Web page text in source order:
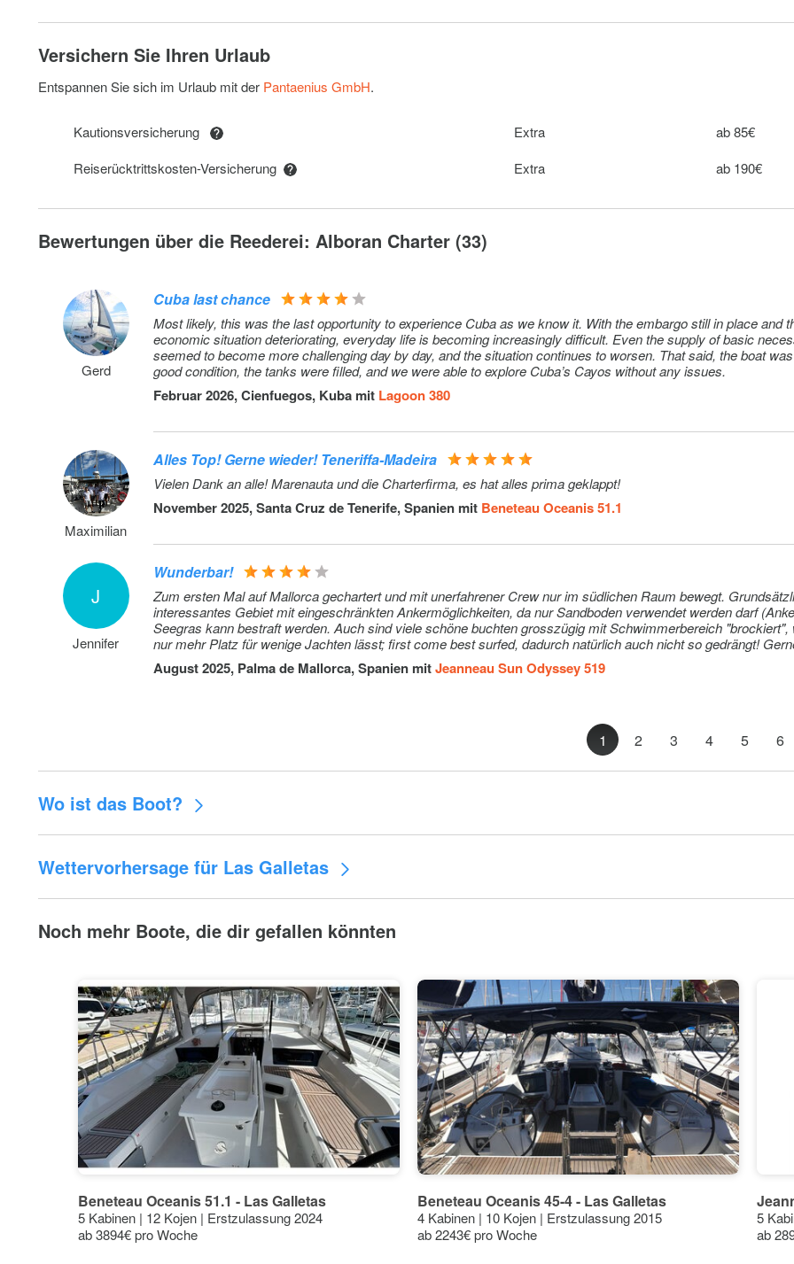
Bedding per person (includes sheet, duvet cover and one towel) Extra
20€ pro
Extra towel
Versichern Sie Ihren Urlaub
Entspannen Sie sich im Urlaub mit der Pantaenius GmbH.
Kautionsversicherung Extra
ab 85€
Reiserücktrittskosten-Versicherung
Extra ab 190€
Bewertungen über die Reederei: Alboran Charter (33)
Gerd
Cuba last chance
Most likely, this was the last opportunity to experience Cuba as we know it. With the embargo still in place and
economic situation deteriorating, everyday life is becoming increasingly difficult. Even the supply of basic
seemed to become more challenging day by day, and the situation continues to worsen. That said, the boat was in very
good condition, the tanks were filled, and we were able to explore Cuba’s Cayos without any issues.
Februar 2026, Cienfuegos, Kuba mit Lagoon 380
Maximilian
Alles Top! Gerne wieder! Teneriffa-Madeira
Vielen Dank an alle! Marenauta und die Charterfirma, es hat alles prima geklappt!
November 2025, Santa Cruz de Tenerife, Spanien mit Beneteau Oceanis 51.1
J
Jennifer
Wunderbar!
Zum ersten Mal auf Mallorca gechartert und mit unerfahrener Crew nur im südlichen Raum bewegt.
interessantes Gebiet mit eingeschränkten Ankermöglichkeiten, da nur Sandboden verwendet werden darf
Seegras kann bestraft werden. Auch sind viele schöne buchten grosszügig mit Schwimmerbereich "brockiert",
nur mehr Platz für wenige Jachten lässt; first come best surfed, dadurch natürlich auch nicht so gedrängt!
auf Mallorca, aber dann etwas länger und rundum!
August 2025, Palma de Mallorca, Spanien mitJeanneau Sun Odyssey 519
1 2 3 4 5 6
Wo ist das Boot?
Wettervorhersage für Las Galletas
30°C
27°C
24°C
21°C
18°C
15°C
9°C
6°C
3°C
20°
14° 14°
21°
14°
22°
15°
16°
26°
19°
27°
19°
28°
20°
27°
25°
19°
23°
17°
Noch mehr Boote, die dir gefallen könnten
Beneteau Oceanis 51.1 - Las Galletas
5 Kabinen | 12 Kojen | Erstzulassung 2024
ab 3894€ pro Woche
Beneteau Oceanis 45-4 - Las Galletas
4 Kabinen | 10 Kojen | Erstzulassung 2015
ab 2243€ pro Woche
5
ab